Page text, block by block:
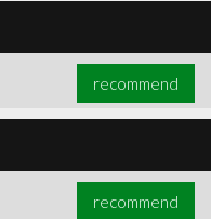
recommend
recommend